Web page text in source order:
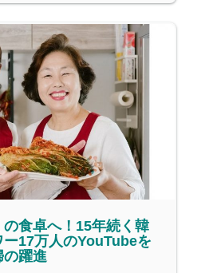
食卓へ！15年続く韓
ー17万人のYouTubeを
の躍進